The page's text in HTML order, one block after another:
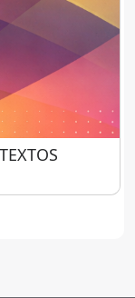
ESCRITOS